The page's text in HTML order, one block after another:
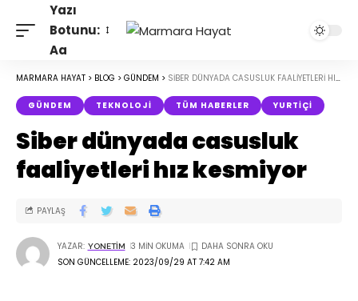
Yazı
Botunu:
Aa
MARMARA HAYAT > BLOG > GÜNDEM > SIBER DÜNYADA CASUSLUK FAALIYETLERI HIZ KESMIYOR
GÜNDEM TEKNOLOJI TÜM HABERLER YURTIÇI
Siber dünyada casusluk
faaliyetleri hız kesmiyor
SON GÜNCELLEME: 2023/09/29 AT 7:42 AM
YAZAR: YONETIM 3 MIN OKUMA
PAYLAŞ